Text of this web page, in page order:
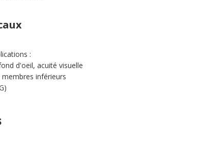
:
d'oeil, acuité visuelle
inférieurs